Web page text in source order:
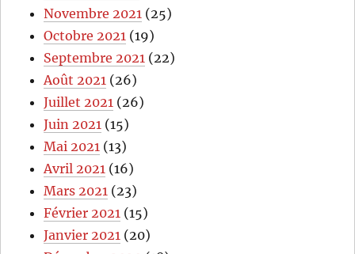
Novembre 2021 (25)
Octobre 2021 (19)
Septembre 2021 (22)
Août 2021 (26)
Juillet 2021 (26)
Juin 2021 (15)
Mai 2021 (13)
Avril 2021 (16)
Mars 2021 (23)
Février 2021 (15)
Janvier 2021 (20)